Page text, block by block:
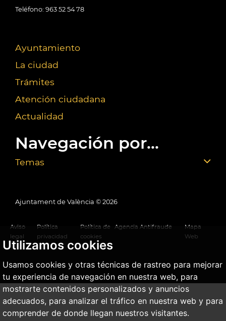
Utilizamos cookies
Usamos cookies y otras técnicas de rastreo para mejorar
tu experiencia de navegación en nuestra web, para
mostrarte contenidos personalizados y anuncios
adecuados, para analizar el tráfico en nuestra web y para
comprender de donde llegan nuestros visitantes.
Teléfono: 963 52 54 78
Ayuntamiento
La ciudad
Trámites
Atención ciudadana
Actualidad
Navegación por...
Temas
Ajuntament de València © 2026
Aviso
legal
Política
privacidad
Política de
cookies
Agencia Antifraude
Mapa
Web